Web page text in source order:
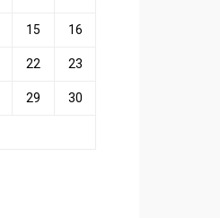
15 16
22 23
29 30